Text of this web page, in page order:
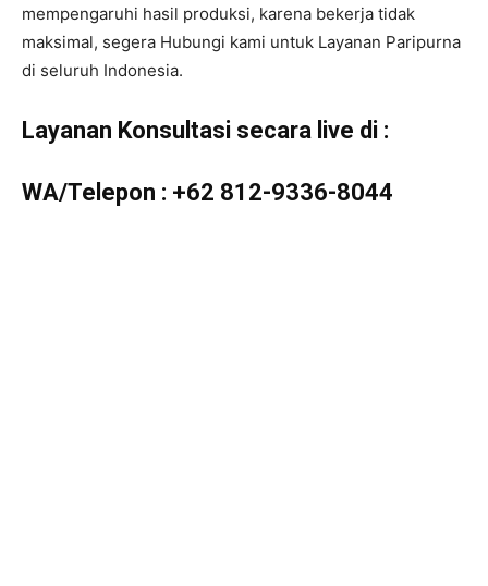
mempengaruhi hasil produksi, karena bekerja tidak
maksimal, segera Hubungi kami untuk Layanan Paripurna
di seluruh Indonesia.
Layanan Konsultasi secara live di :
WA/Telepon : +62 812-9336-8044